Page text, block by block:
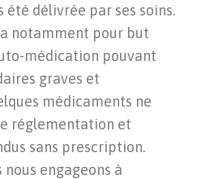
été délivrée par ses soins.
notamment pour but
médication pouvant
graves et
médicaments ne
réglementation et
sans prescription.
nous engageons à